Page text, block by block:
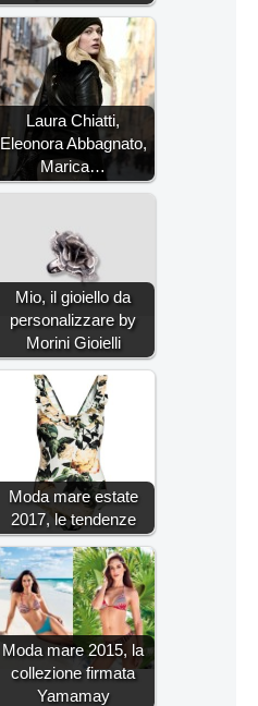
Laura Chiatti,
Eleonora Abbagnato,
Marica…
Mio, il gioiello da
personalizzare by
Morini Gioielli
Moda mare estate
2017, le tendenze
Moda mare 2015, la
collezione firmata
Yamamay